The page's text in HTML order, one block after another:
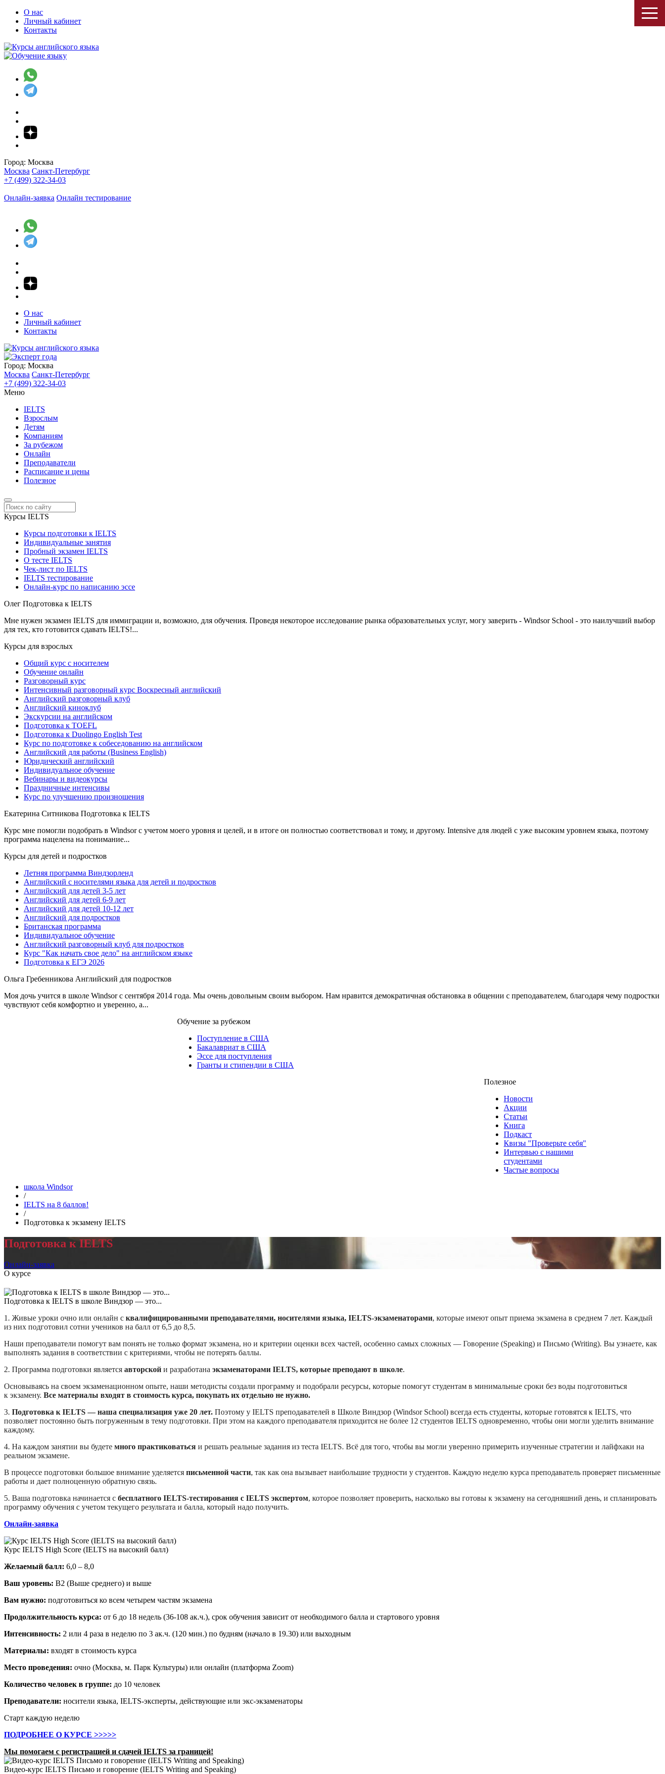
О нас
Личный кабинет
Контакты
Город: Москва
Москва Санкт-Петербург
+7 (499) 322-34-03
Онлайн-заявка Онлайн тестирование
О нас
Личный кабинет
Контакты
Город: Москва
Москва Санкт-Петербург
+7 (499) 322-34-03
Меню
IELTS
Взрослым
Детям
Компаниям
За рубежом
Онлайн
Преподаватели
Расписание и цены
Полезное
Курсы IELTS
Курсы подготовки к IELTS
Индивидуальные занятия
Пробный экзамен IELTS
О тесте IELTS
Чек-лист по IELTS
IELTS тестирование
Онлайн-курс по написанию эссе
Олег Подготовка к IELTS
Мне нужен экзамен IELTS для иммиграции и, возможно, для обучения. Проведя некоторое исследование рынка образовательных услуг, могу заверить - Windsor School - это наилучший выбор
для тех, кто готовится сдавать IELTS!...
Курсы для взрослых
Общий курс с носителем
Обучение онлайн
Разговорный курс
Интенсивный разговорный курс Воскресный английский
Английский разговорный клуб
Английский киноклуб
Экскурсии на английском
Подготовка к TOEFL
Подготовка к Duolingo English Test
Курс по подготовке к собеседованию на английском
Английский для работы (Business English)
Юридический английский
Индивидуальное обучение
Вебинары и видеокурсы
Праздничные интенсивы
Курс по улучшению произношения
Екатерина Ситникова Подготовка к IELTS
Курс мне помогли подобрать в Windsor с учетом моего уровня и целей, и в итоге он полностью соответствовал и тому, и другому. Intensive для людей с уже высоким уровнем языка, поэтому
программа нацелена на понимание...
Курсы для детей и подростков
Летняя программа Виндзорленд
Английский с носителями языка для детей и подростков
Английский для детей 3-5 лет
Английский для детей 6-9 лет
Английский для детей 10-12 лет
Английский для подростков
Британская программа
Индивидуальное обучение
Английский разговорный клуб для подростков
Курс "Как начать свое дело" на английском языке
Подготовка к ЕГЭ 2026
Ольга Гребенникова Английский для подростков
Моя дочь учится в школе Windsor с сентября 2014 года. Мы очень довольным своим выбором. Нам нравится демократичная обстановка в общении с преподавателем, благодаря чему подростки
чувствуют себя комфортно и уверенно, а...
Обучение за рубежом
Поступление в США
Бакалавриат в США
Эссе для поступления
Гранты и стипендии в США
Полезное
Новости
Акции
Статьи
Книга
Подкаст
Квизы "Проверьте себя"
Интервью с нашими
студентами
Частые вопросы
школа Windsor
/
IELTS на 8 баллов!
/
Подготовка к экзамену IELTS
Подготовка к IELTS
Онлайн-заявка
О курсе
Подготовка к IELTS в школе Виндзор — это...
1. Живые уроки очно или онлайн с квалифицированными преподавателями, носителями языка, IELTS-экзаменаторами, которые имеют опыт приема экзамена в среднем 7 лет. Каждый
из них подготовил сотни учеников на балл от 6,5 до 8,5.
Наши преподаватели помогут вам понять не только формат экзамена, но и критерии оценки всех частей, особенно самых сложных — Говорение (Speaking) и Письмо (Writing). Вы узнаете, как
выполнять задания в соответствии с критериями, чтобы не потерять баллы.
2. Программа подготовки является авторской и разработана экзаменаторами IELTS, которые преподают в школе.
Основываясь на своем экзаменационном опыте, наши методисты создали программу и подобрали ресурсы, которые помогут студентам в минимальные сроки без воды подготовиться
к экзамену. Все материалы входят в стоимость курса, покупать их отдельно не нужно.
3. Подготовка к IELTS — наша специализация уже 20 лет. Поэтому у IELTS преподавателей в Школе Виндзор (Windsor School) всегда есть студенты, которые готовятся к IELTS, что
позволяет постоянно быть погруженным в тему подготовки. При этом на каждого преподавателя приходится не более 12 студентов IELTS одновременно, чтобы они могли уделить внимание
каждому.
4. На каждом занятии вы будете много практиковаться и решать реальные задания из теста IELTS. Всё для того, чтобы вы могли уверенно примерить изученные стратегии и лайфхаки на
реальном экзамене.
В процессе подготовки большое внимание уделяется письменной части, так как она вызывает наибольшие трудности у студентов. Каждую неделю курса преподаватель проверяет письменные
работы и дает полноценную обратную связь.
5. Ваша подготовка начинается с бесплатного IELTS-тестирования с IELTS экспертом, которое позволяет проверить, насколько вы готовы к экзамену на сегодняшний день, и спланировать
программу обучения с учетом текущего результата и балла, который надо получить.
Онлайн-заявка
Курс IELTS High Score (IELTS на высокий балл)
Желаемый балл: 6,0 – 8,0
Ваш уровень: B2 (Выше среднего) и выше
Вам нужно: подготовиться ко всем четырем частям экзамена
Продолжительность курса: от 6 до 18 недель (36-108 ак.ч.), срок обучения зависит от необходимого балла и стартового уровня
Интенсивность: 2 или 4 раза в неделю по 3 ак.ч. (120 мин.) по будням (начало в 19.30) или выходным
Материалы: входят в стоимость курса
Место проведения: очно (Москва, м. Парк Культуры) или онлайн (платформа Zoom)
Количество человек в группе: до 10 человек
Преподаватели: носители языка, IELTS-эксперты, действующие или экс-экзаменаторы
Старт каждую неделю
ПОДРОБНЕЕ О КУРСЕ >>>>>
Мы помогаем с регистрацией и сдачей IELTS за границей!
Видео-курс IELTS Письмо и говорение (IELTS Writing and Speaking)